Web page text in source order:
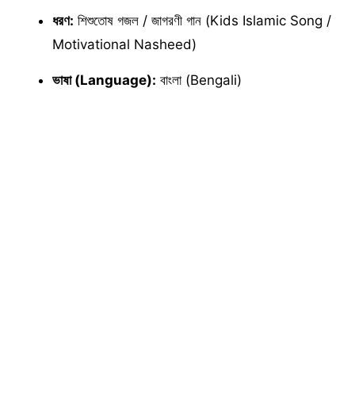
ধরণ: শিশুতোষ গজল / জাগরণী গান (Kids Islamic Song /
Motivational Nasheed)
ভাষা (Language): বাংলা (Bengali)